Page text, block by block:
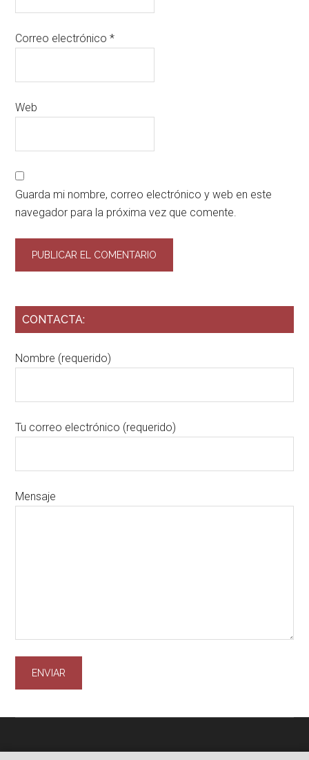
Correo electrónico*
Web
Guarda mi nombre, correo electrónico y web en este
navegador para la próxima vez que comente.
CONTACTA:
Nombre (requerido)
Tu correo electrónico (requerido)
Mensaje